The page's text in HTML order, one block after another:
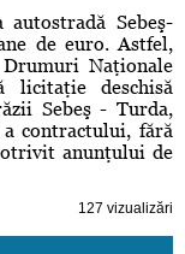
Sebeş-
de euro. Astfel,
Naţionale
licitaţie deschisă
Sebeş - Turda,
contractului, fără
anunţului de
127 vizualizări